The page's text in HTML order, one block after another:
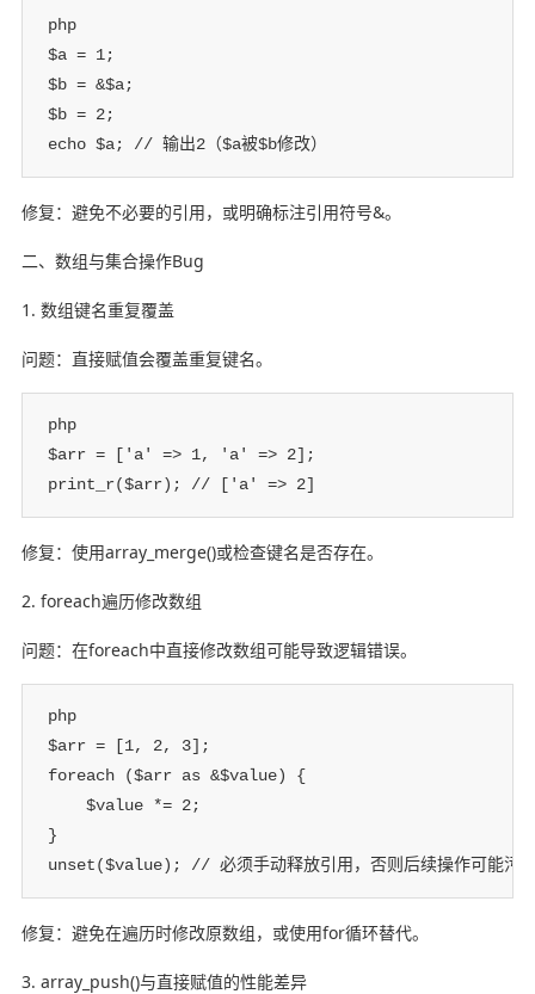
php
$a = 1;
$b = &$a;
$b = 2;
echo $a; // 输出2（$a被$b修改）
修复：避免不必要的引用，或明确标注引用符号&。
二、数组与集合操作Bug
1. 数组键名重复覆盖
问题：直接赋值会覆盖重复键名。
php
$arr = ['a' => 1, 'a' => 2];
print_r($arr); // ['a' => 2]
修复：使用array_merge()或检查键名是否存在。
2. foreach遍历修改数组
问题：在foreach中直接修改数组可能导致逻辑错误。
php
$arr = [1, 2, 3];
foreach ($arr as &$value) {
    $value *= 2;
}
unset($value); // 必须手动释放引用，否则后续操作可能污
修复：避免在遍历时修改原数组，或使用for循环替代。
3. array_push()与直接赋值的性能差异